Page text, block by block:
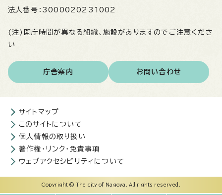
法人番号： 3000020231002
(注)開庁時間が異なる組織、施設がありますのでご注意くださ
い
庁舎案内 お問い合わせ
サイトマップ
このサイトについて
個人情報の取り扱い
著作権・リンク・免責事項
ウェブアクセシビリティについて
Copyright © The city of Nagoya. All rights reserved.